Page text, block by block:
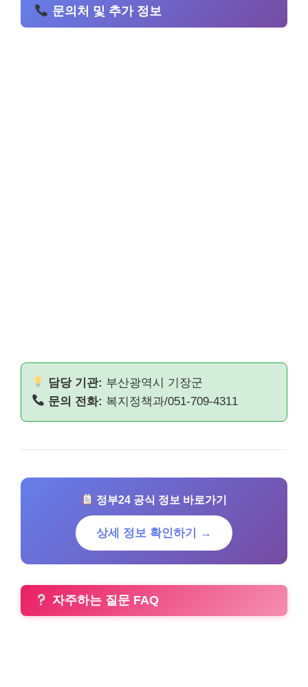
문의처 및 추가 정보
담당 기관: 부산광역시 기장군
문의 전화: 복지정책과/051-709-4311
정부24 공식 정보 바로가기
상세 정보 확인하기 →
자주하는 질문 FAQ